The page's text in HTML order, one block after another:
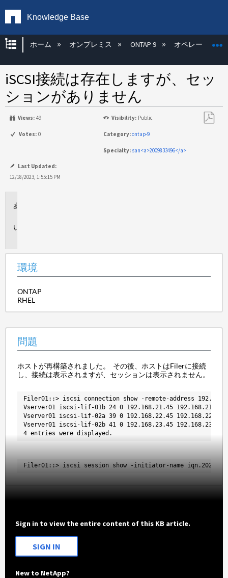
Knowledge Base
グローバル階層を展開/折りたたむ
ホーム オンプレミス ONTAP 9 オペレーティン
iSCSI接続は存在しますが、セッ
ションがありません
Views: 49 Visibility: Public
Votes: 0 Category:ontap-9
Specialty: san<a>2009833496</a>
Last Updated:
12/18/2023, 1:55:15 PM
環境
ONTAP
RHEL
問題
ホストが再構築されました。 その後、ホストはFilerに接続
し、接続は表示されますが、セッションは表示されません。
Filer01::> iscsi connection show -remote-address
Vserver01 iscsi-lif-01b 24 0 192.168.21.45 192.168.21.50
Vserver01 iscsi-lif-02a 39 0 192.168.22.45 192.168.22.50
Vserver01 iscsi-lif-02b 41 0 192.168.23.45 192.168.23.50
4 entries were displayed.
Filer01::> iscsi session show -initiator-name
Sign in to view the entire content of this KB article.
SIGN IN
New to NetApp?